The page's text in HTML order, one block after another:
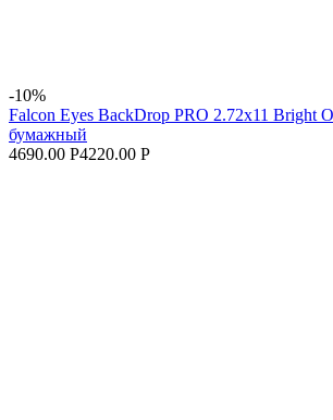
-10%
Falcon Eyes BackDrop PRO 2.72x11 Bright
бумажный
4690.00 Р4220.00 Р